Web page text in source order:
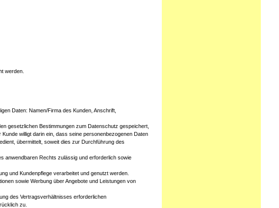
werden.
Daten: Namen/Firma des Kunden, Anschrift,
gesetzlichen Bestimmungen zum Datenschutz gespeichert,
willigt darin ein, dass seine personenbezogenen Daten
übermittelt, soweit dies zur Durchführung des
anwendbaren Rechts zulässig und erforderlich sowie
und Kundenpflege verarbeitet und genutzt werden.
sowie Werbung über Angebote und Leistungen von
des Vertragsverhältnisses erforderlichen
zu.